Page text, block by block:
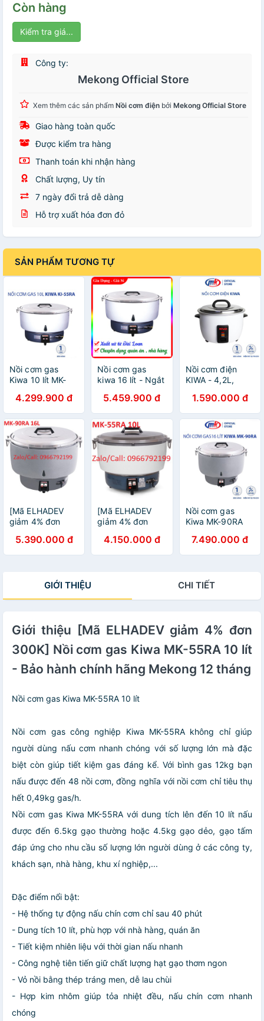
Còn hàng
Kiểm tra giá...
Công ty:
Mekong Official Store
Xem thêm các sản phẩm Nồi cơm điện bởi Mekong Official Store
Giao hàng toàn quốc
Được kiểm tra hàng
Thanh toán khi nhận hàng
Chất lượng, Uy tín
7 ngày đổi trả dễ dàng
Hỗ trợ xuất hóa đơn đỏ
SẢN PHẨM TƯƠNG TỰ
Nồi cơm gas
Kiwa 10 lít MK-
Đài loan - HÀNG
CHÍNH HÃNG
100%
4.299.900 đ
Nồi cơm gas
kiwa 16 lít - Ngắt
Xuất xứ Đài loan-
HÀNG CHÍNH
HÃNG 100%
5.459.900 đ
Nồi cơm điện
KIWA - 4,2L,
Bảo hành chính
hãng Mekong
1.590.000 đ
[Mã ELHADEV
giảm 4% đơn
gas Kiwa MK-
90RA (16L) Nhập
Hãng 12 Tháng
5.390.000 đ
[Mã ELHADEV
giảm 4% đơn
gas Kiwa MK-
55RA (10L) Nhập
4.150.000 đ
Nồi cơm gas
Kiwa MK-90RA
7.490.000 đ
GIỚI THIỆU CHI TIẾT
Giới thiệu [Mã ELHADEV giảm 4% đơn
300K] Nồi cơm gas Kiwa MK-55RA 10 lít
- Bảo hành chính hãng Mekong 12 tháng
Nồi cơm gas Kiwa MK-55RA 10 lít
Nồi cơm gas công nghiệp Kiwa MK-55RA không chỉ giúp
người dùng nấu cơm nhanh chóng với số lượng lớn mà đặc
biệt còn giúp tiết kiệm gas đáng kể. Với bình gas 12kg bạn
nấu được đến 48 nồi cơm, đồng nghĩa với nồi cơm chỉ tiêu thụ
hết 0,49kg gas/h.
Nồi cơm gas Kiwa MK-55RA với dung tích lên đến 10 lít nấu
được đến 6.5kg gạo thường hoặc 4.5kg gạo dẻo, gạo tấm
đáp ứng cho nhu cầu số lượng lớn người dùng ở các công ty,
khách sạn, nhà hàng, khu xí nghiệp,...
Đặc điểm nổi bật:
- Hệ thống tự động nấu chín cơm chỉ sau 40 phút
- Dung tích 10 lít, phù hợp với nhà hàng, quán ăn
- Tiết kiệm nhiên liệu với thời gian nấu nhanh
- Công nghệ tiên tiến giữ chất lượng hạt gạo thơm ngon
- Vỏ nồi bằng thép tráng men, dễ lau chùi
- Hợp kim nhôm giúp tỏa nhiệt đều, nấu chín cơm nhanh
chóng